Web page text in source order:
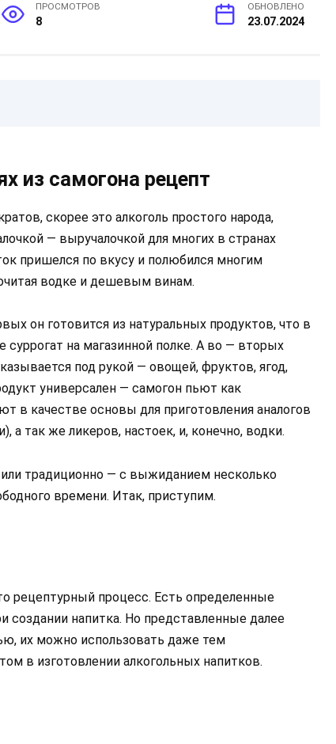
ПРОСМОТРОВ
8
ОБНОВЛЕНО
23.07.2024
из самогона рецепт
скорее это алкоголь простого народа,
— выручалочкой для многих в странах
пришелся по вкусу и полюбился многим
водке и дешевым винам.
он готовится из натуральных продуктов, что в
суррогат на магазинной полке. А во — вторых
под рукой — овощей, фруктов, ягод,
универсален — самогон пьют как
в качестве основы для приготовления аналогов
а так же ликеров, настоек, и, конечно, водки.
традиционно — с выжиданием несколько
времени. Итак, приступим.
рецептурный процесс. Есть определенные
создании напитка. Но представленные далее
их можно использовать даже тем
в изготовлении алкогольных напитков.